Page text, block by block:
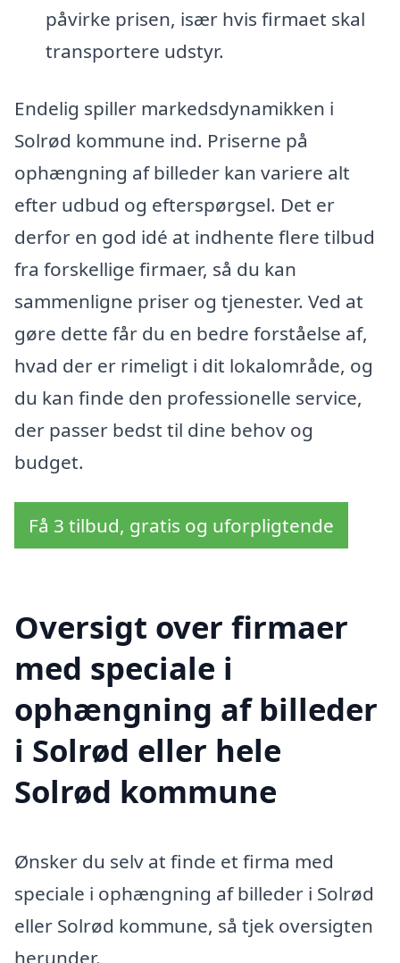
påvirke prisen, især hvis firmaet skal
transportere udstyr.
Endelig spiller markedsdynamikken i
Solrød kommune ind. Priserne på
ophængning af billeder kan variere alt
efter udbud og efterspørgsel. Det er
derfor en god idé at indhente flere tilbud
fra forskellige firmaer, så du kan
sammenligne priser og tjenester. Ved at
gøre dette får du en bedre forståelse af,
hvad der er rimeligt i dit lokalområde, og
du kan finde den professionelle service,
der passer bedst til dine behov og
budget.
Få 3 tilbud, gratis og uforpligtende
Oversigt over firmaer
med speciale i
ophængning af billeder
i Solrød eller hele
Solrød kommune
Ønsker du selv at finde et firma med
speciale i ophængning af billeder i Solrød
eller Solrød kommune, så tjek oversigten
herunder.